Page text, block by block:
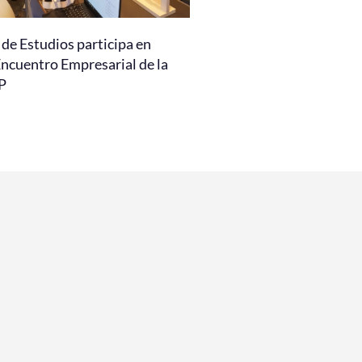
de Estudios participa en
Empresarial de la